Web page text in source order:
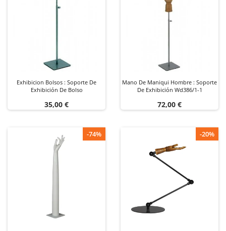
Exhibicion Bolsos : Soporte De
Exhibición De Bolso
Precio
35,00 €
Mano De Maniqui Hombre : Soporte
De Exhibición Wd386/1-1
Precio
72,00 €
-74% -20%